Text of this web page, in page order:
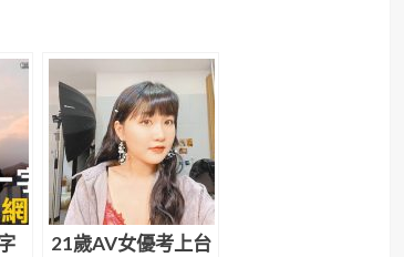
21歲AV女優考上台